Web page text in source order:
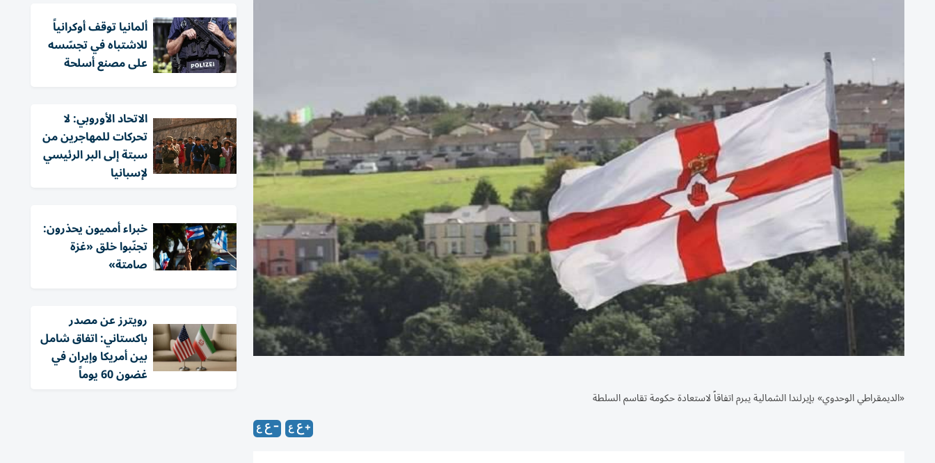
«الديمقراطي‭ ‬الوحدوي» بإيرلندا الشمالية يبرم اتفاقاً لاستعادة حكومة تقاسم السلطة
ألمانيا توقف أوكرانياً
للاشتباه في تجسّسه
على مصنع أسلحة
الاتحاد الأوروبي: لا
تحركات للمهاجرين من
سبتة إلى البر الرئيسي
لإسبانيا
خبراء أمميون يحذرون:
تجنّبوا خلق «غزة
صامتة»
‏رويترز عن مصدر
باكستاني: اتفاق شامل
بين أمريكا وإيران في
غضون 60 يوماً